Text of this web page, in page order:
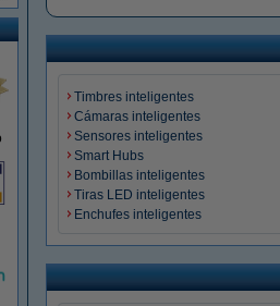
Timbres inteligentes
Cámaras inteligentes
Sensores inteligentes
Smart Hubs
Bombillas inteligentes
Tiras LED inteligentes
Enchufes inteligentes